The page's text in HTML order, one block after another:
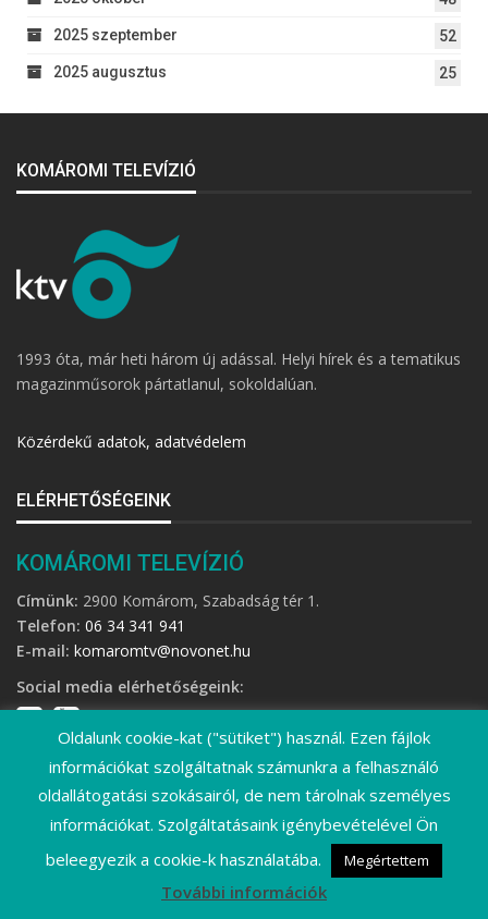
2025 szeptember 52
2025 augusztus 25
KOMÁROMI TELEVÍZIÓ
1993 óta, már heti három új adással. Helyi hírek és a tematikus
magazinműsorok pártatlanul, sokoldalúan.
Közérdekű adatok, adatvédelem
ELÉRHETŐSÉGEINK
KOMÁROMI TELEVÍZIÓ
Címünk: 2900 Komárom, Szabadság tér 1.
Telefon: 06 34 341 941
E-mail: komaromtv@novonet.hu
Social media elérhetőségeink:
©2026 Komáromi Televízió • Minden jog fenntartva!
Oldalunk cookie-kat ("sütiket") használ. Ezen fájlok
információkat szolgáltatnak számunkra a felhasználó
oldallátogatási szokásairól, de nem tárolnak személyes
információkat. Szolgáltatásaink igénybevételével Ön
beleegyezik a cookie-k használatába.
Megértettem
További információk